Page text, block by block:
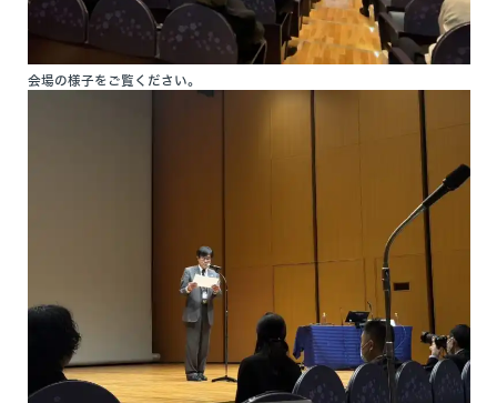
入局のご案内
会場の様子をご覧ください。